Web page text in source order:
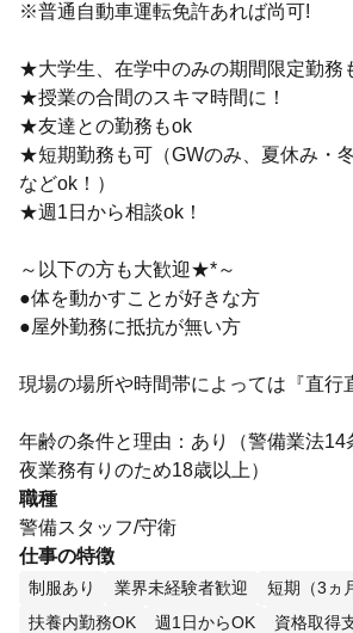
※普通自動車運転免許あれば尚可!
★大学生、在学中のみの期間限定勤務
★授業の合間のスキマ時間に！
★友達との勤務もok
★短期勤務も可（GWのみ、夏休み・
などok！）
★週1日から相談ok！
～以下の方も大歓迎★*～
●体を動かすことが好きな方
●屋外勤務に抵抗が無い方
現場の場所や時間帯によっては『直行
年齢の条件と理由：あり（警備業法14
夜業務有りのため18歳以上）
職種
警備スタッフ/守衛
仕事の特徴
制服あり 業界未経験者歓迎
短期（3ヵ
扶養内勤務OK
週1日からOK
資格取得